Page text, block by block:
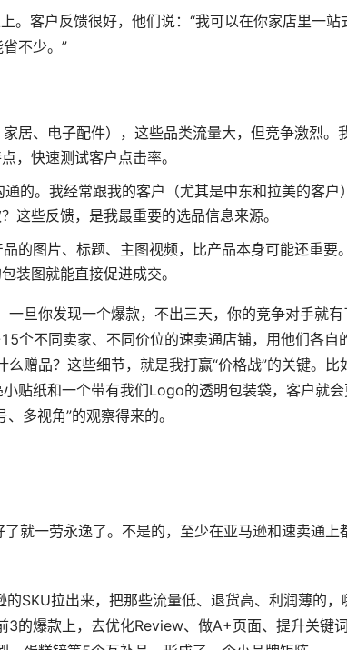
。客户反馈很好，他们说：“我可以在你家店里一站
不少。”
居、电子配件），这些品类流量大，但竞争激烈。
，快速测试客户点击率。
的。我经常跟我的客户（尤其是中东和拉美的客户
这些反馈，是我最重要的选品信息来源。
的图片、标题、主图视频，比产品本身可能还重要
装图就能直接促进成交。
旦你发现一个爆款，不出三天，你的竞争对手就有
个不同卖家、不同价位的速卖通店铺，用他们各自
赠品？这些细节，就是我打赢“价格战”的关键。比
贴纸和一个带有我们Logo的透明包装袋，客户就会
多视角”的观察得来的。
就一劳永逸了。不是的，至少在亚马逊和速卖通上
SKU拉出来，把那些流量低、退货高、利润薄的，
3的爆款上，去优化Review、做A+页面、提升关键